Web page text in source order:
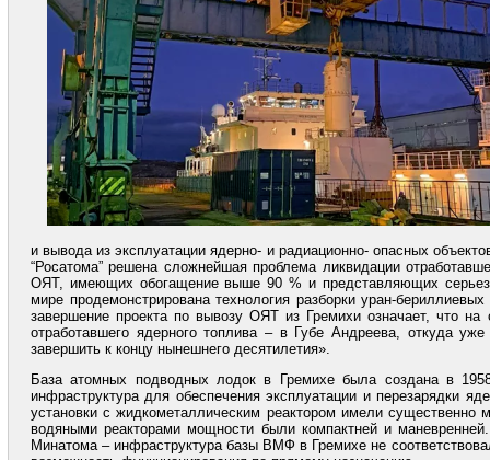
и вывода из эксплуатации ядерно- и радиационно- опасных
“Росатома” решена сложнейшая проблема ликвидации
ОЯТ, имеющих обогащение выше 90 % и представляющих
мире продемонстрирована технология разборки уран-
завершение проекта по вывозу ОЯТ из Гремихи означает, что
отработавшего ядерного топлива – в Губе Андреева, откуда
завершить к концу нынешнего десятилетия».
База атомных подводных лодок в Гремихе была создана в
инфраструктура для обеспечения эксплуатации и перезарядки
установки с жидкометаллическим реактором имели
водяными реакторами мощности были компактней и
Минатома – инфраструктура базы ВМФ в Гремихе не